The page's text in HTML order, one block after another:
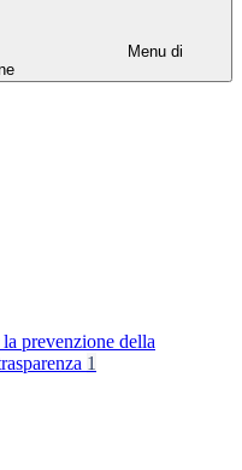
Menu di
prevenzione della
1